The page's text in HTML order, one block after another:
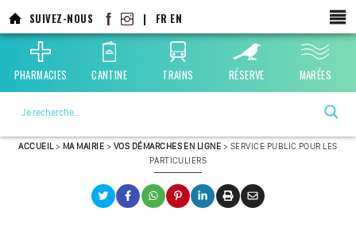
SUIVEZ-NOUS | FR EN
PHARMACIES CANTINE TRAINS RÉSERVE MARÉES
ACCUEIL> MA MAIRIE > VOS DÉMARCHES EN LIGNE > SERVICE PUBLIC POUR LES
PARTICULIERS